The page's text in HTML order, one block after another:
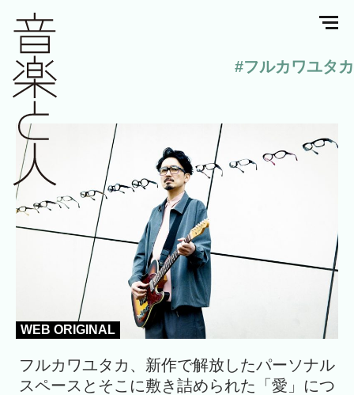
#フルカワユタカ
WEB ORIGINAL
フルカワユタカ、新作で解放したパーソナル
スペースとそこに敷き詰められた「愛」につ